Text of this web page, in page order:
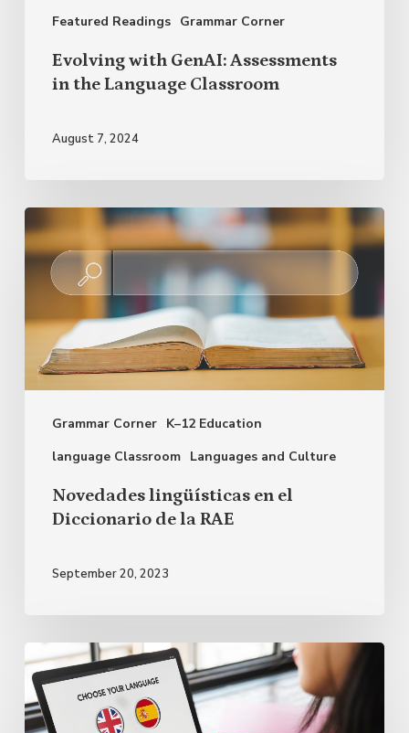
Featured Readings Grammar Corner
Evolving with GenAI: Assessments
in the Language Classroom
August 7, 2024
Grammar Corner K–12 Education
language Classroom Languages and Culture
Novedades
lingüísticas
Diccionario
de
la
Novedades lingüísticas en el
Diccionario de la RAE
September 20, 2023
La
presencia
de